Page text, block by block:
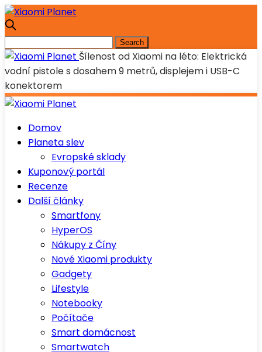
Šílenost od Xiaomi na léto: Elektrická
vodní pistole s dosahem 9 metrů, displejem i USB-C
konektorem
Domov
Planeta slev
Evropské sklady
Kuponový portál
Recenze
Další články
Smartfony
HyperOS
Nákupy z Číny
Nové Xiaomi produkty
Gadgety
Lifestyle
Notebooky
Počítače
Smart domácnost
Smartwatch